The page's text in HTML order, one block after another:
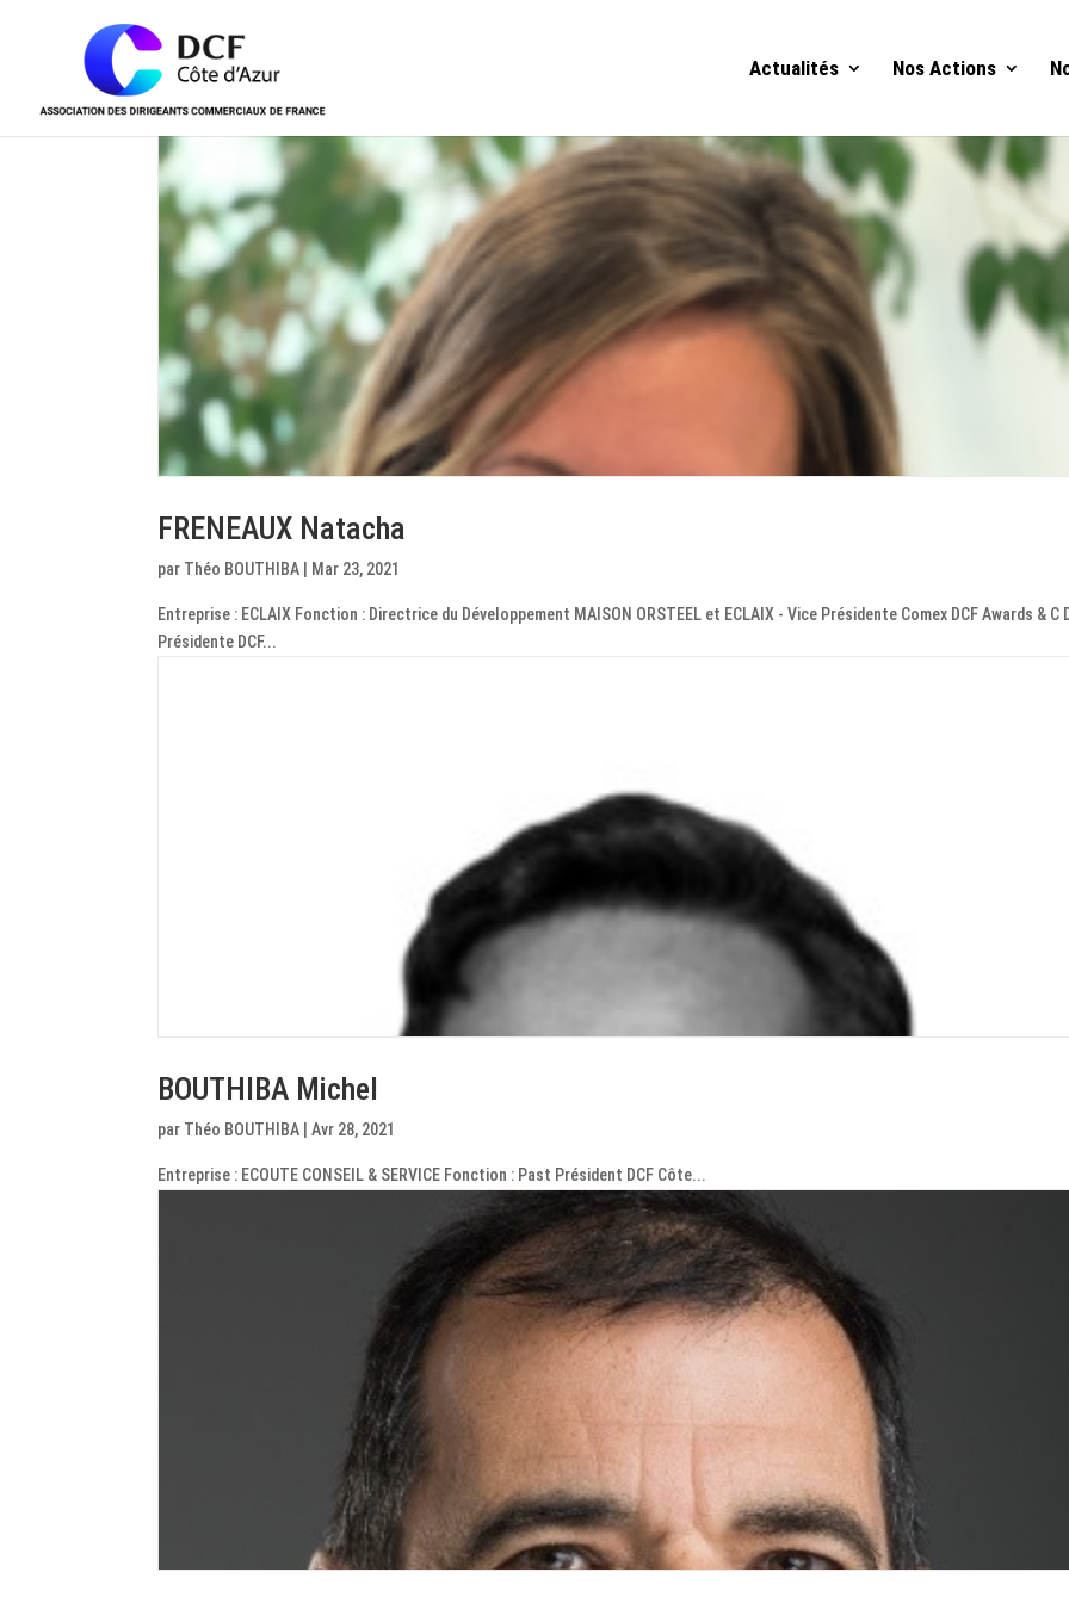
Actualités Nos Actions
FRENEAUX Natacha
par Théo BOUTHIBA Mar 23, 2021
Entreprise : ECLAIX Fonction : Directrice du Développement MAISON ORSTEEL et ECLAIX - Vice Présidente Comex DCF Awards & C
Présidente DCF...
BOUTHIBA Michel
par Théo BOUTHIBA Avr 28, 2021
Entreprise : ECOUTE CONSEIL & SERVICE Fonction : Past Président DCF Côte...